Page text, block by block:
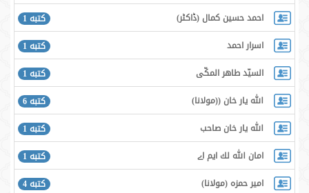
احمد حسين كمال ‌(ڈاكٹر)
كتبه 1
اسرار احمد
كتبه 1
السيّد طاهر المكّى
كتبه 1
الله يار خان ((مولانا)
كتبه 6
الله يار خان صاحب
كتبه 1
امان الله لك ايم اے
كتبه 1
امير حمزه (مولانا)
كتبه 4